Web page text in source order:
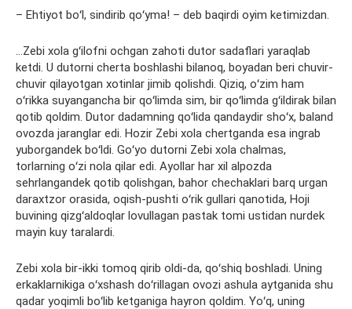
– Ehtiyot boʻl, sindirib qoʻyma! – deb baqirdi oyim ketimizdan.
…Zebi xola gʻilofni ochgan zahoti dutor sadaflari yaraqlab
ketdi. U dutorni cherta boshlashi bilanoq, boyadan beri chuvir-
chuvir qilayotgan xotinlar jimib qolishdi. Qiziq, oʻzim ham
oʻrikka suyangancha bir qoʻlimda sim, bir qoʻlimda gʻildirak bilan
qotib qoldim. Dutor dadamning qoʻlida qandaydir shoʻx, baland
ovozda jaranglar edi. Hozir Zebi xola chertganda esa ingrab
yuborgandek boʻldi. Goʻyo dutorni Zebi xola chalmas,
torlarning oʻzi nola qilar edi. Ayollar har xil alpozda
sehrlangandek qotib qolishgan, bahor chechaklari barq urgan
daraxtzor orasida, oqish-pushti oʻrik gullari qanotida, Hoji
buvining qizgʻaldoqlar lovullagan pastak tomi ustidan nurdek
mayin kuy taralardi.
Zebi xola bir-ikki tomoq qirib oldi-da, qoʻshiq boshladi. Uning
erkaklarnikiga oʻxshash doʻrillagan ovozi ashula aytganida shu
qadar yoqimli boʻlib ketganiga hayron qoldim. Yoʻq, uning